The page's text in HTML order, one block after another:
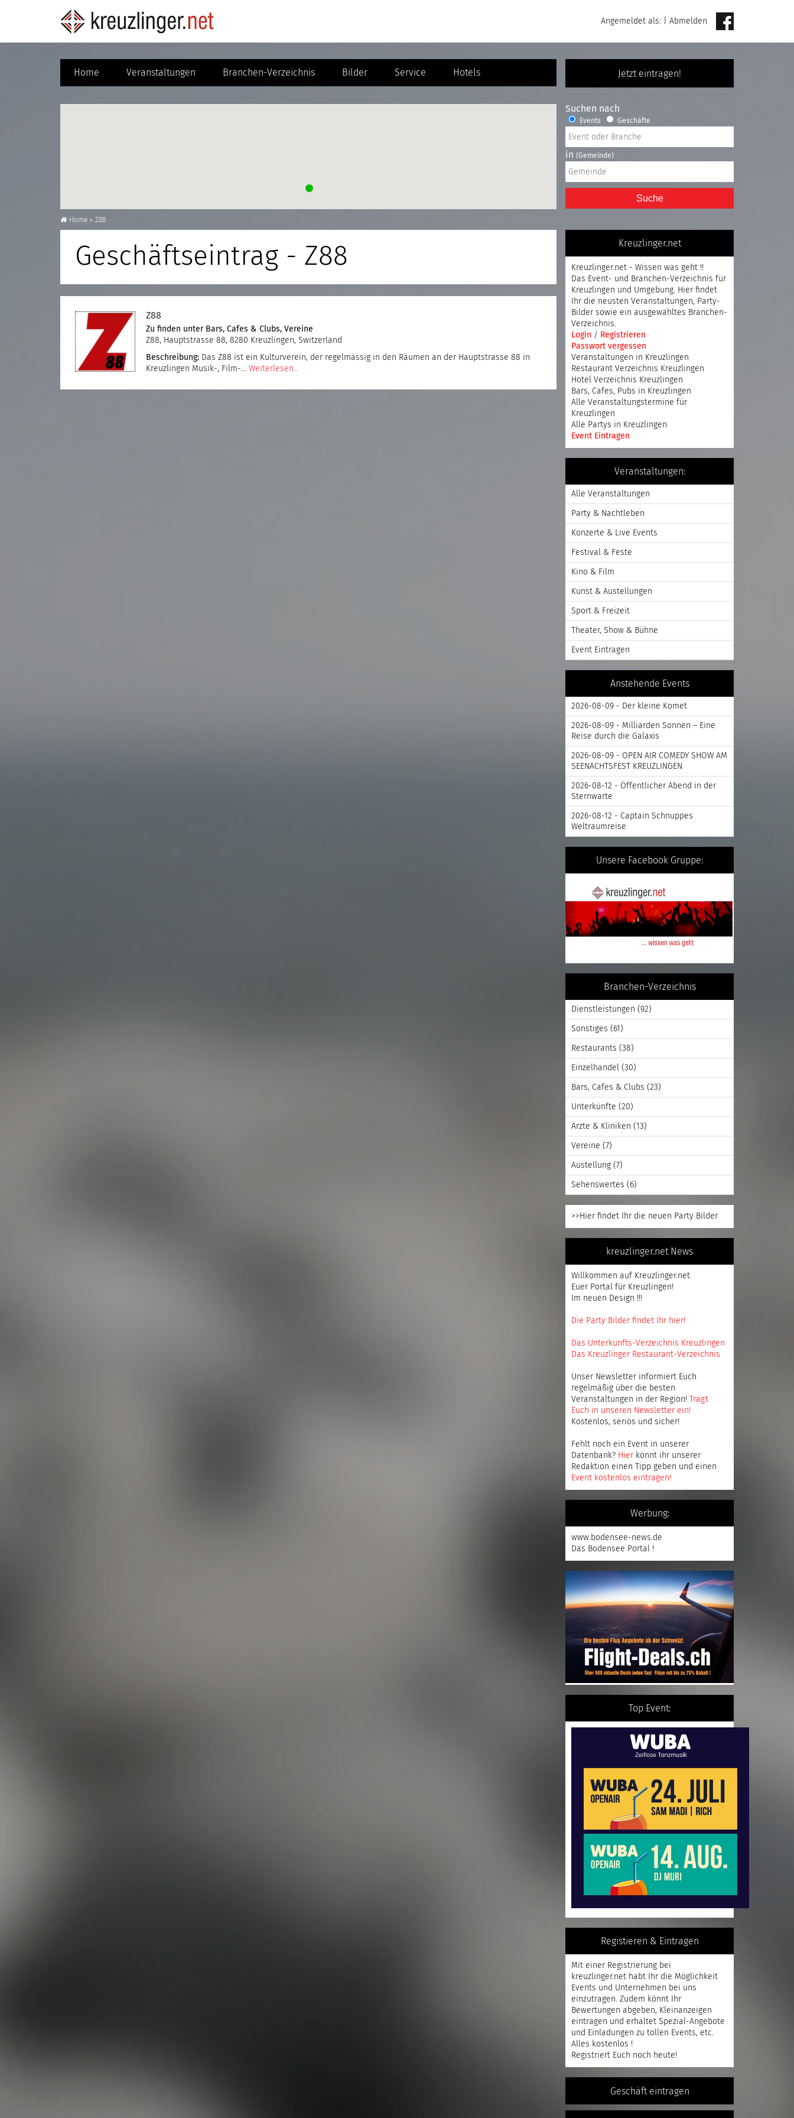
Angemeldet als: Abmelden
Jetzt eintragen!
Home Veranstaltungen Branchen-Verzeichnis Bilder Service Hotels
Home » Z88
Geschäftseintrag - Z88
Z88
Zu finden unter Bars, Cafes & Clubs, Vereine
Z88, Hauptstrasse 88, 8280 Kreuzlingen, Switzerland
Beschreibung: Das Z88 ist ein Kulturverein, der regelmässig in den Räumen an der Hauptstrasse 88 in
Kreuzlingen Musik-, Film-… Weiterlesen..
Suchen nach
Events Geschäfte
in (Gemeinde)
Suche
Kreuzlinger.net
Kreuzlinger.net - Wissen was geht !!
Das Event- und Branchen-Verzeichnis für
Kreuzlingen und Umgebung. Hier findet
Ihr die neusten Veranstaltungen, Party-
Bilder sowie ein ausgewähltes Branchen-
Verzeichnis.
Login / Registrieren
Passwort vergessen
Veranstaltungen in Kreuzlingen
Restaurant Verzeichnis Kreuzlingen
Hotel Verzeichnis Kreuzlingen
Bars, Cafes, Pubs in Kreuzlingen
Alle Veranstaltungstermine für
Kreuzlingen
Alle Partys in Kreuzlingen
Event Eintragen
Veranstaltungen:
Alle Veranstaltungen
Party & Nachtleben
Konzerte & Live Events
Festival & Feste
Kino & Film
Kunst & Austellungen
Sport & Freizeit
Theater, Show & Bühne
Event Eintragen
Anstehende Events
2026-08-09 - Der kleine Komet
2026-08-09 - Milliarden Sonnen – Eine
Reise durch die Galaxis
2026-08-09 - OPEN AIR COMEDY SHOW AM
SEENACHTSFEST KREUZLINGEN
2026-08-12 - Öffentlicher Abend in der
Sternwarte
2026-08-12 - Captain Schnuppes
Weltraumreise
Unsere Facebook Gruppe:
Branchen-Verzeichnis
Dienstleistungen (92)
Sonstiges (61)
Restaurants (38)
Einzelhandel (30)
Bars, Cafes & Clubs (23)
Unterkünfte (20)
Ärzte & Kliniken (13)
Vereine (7)
Austellung (7)
Sehenswertes (6)
>>Hier findet Ihr die neuen Party Bilder
kreuzlinger.net News
Willkommen auf Kreuzlinger.net
Euer Portal für Kreuzlingen!
Im neuen Design !!!
Die Party Bilder findet Ihr hier!
Das Unterkunfts-Verzeichnis Kreuzlingen
Das Kreuzlinger Restaurant-Verzeichnis
Unser Newsletter informiert Euch
regelmäßig über die besten
Veranstaltungen in der Region! Tragt
Euch in unseren Newsletter ein!
Kostenlos, seriös und sicher!
Fehlt noch ein Event in unserer
Datenbank? Hier könnt ihr unserer
Redaktion einen Tipp geben und einen
Event kostenlos eintragen!
Werbung:
www.bodensee-news.de
Das Bodensee Portal !
Top Event:
Registieren & Eintragen
Mit einer Registrierung bei
kreuzlinger.net habt Ihr die Möglichkeit
Events und Unternehmen bei uns
einzutragen. Zudem könnt Ihr
Bewertungen abgeben, Kleinanzeigen
eintragen und erhaltet Spezial-Angebote
und Einladungen zu tollen Events, etc.
Alles kostenlos !
Registriert Euch noch heute!
Geschäft eintragen